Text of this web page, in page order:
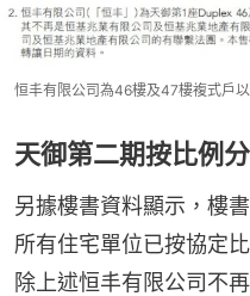
恒丰有限公司為46樓及47樓複式戶
天御第二期按比例
另據樓書資料顯示，樓
所有住宅單位已按協定
除上述恒丰有限公司不